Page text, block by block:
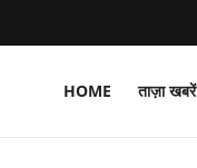
HOME ताज़ा खबरें